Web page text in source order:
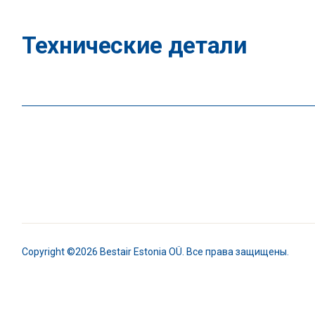
Технические детали
Copyright ©2026 Bestair Estonia OÜ. Все права защищены.